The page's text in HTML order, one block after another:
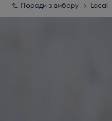
Поради з вибору Local